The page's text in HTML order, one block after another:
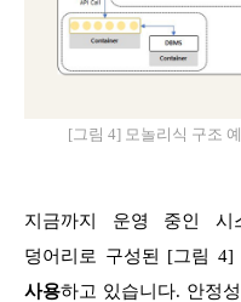
[그림 4] 모놀리식 구조
지금까지 운영 중인
덩어리로 구성된 [그림 4]
사용하고 있습니다. 안정